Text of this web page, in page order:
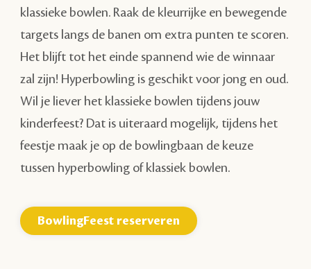
klassieke bowlen. Raak de kleurrijke en bewegende
targets langs de banen om extra punten te scoren.
Het blijft tot het einde spannend wie de winnaar
zal zijn! Hyperbowling is geschikt voor jong en oud.
Wil je liever het klassieke bowlen tijdens jouw
kinderfeest? Dat is uiteraard mogelijk, tijdens het
feestje maak je op de bowlingbaan de keuze
tussen hyperbowling of klassiek bowlen.
BowlingFeest reserveren